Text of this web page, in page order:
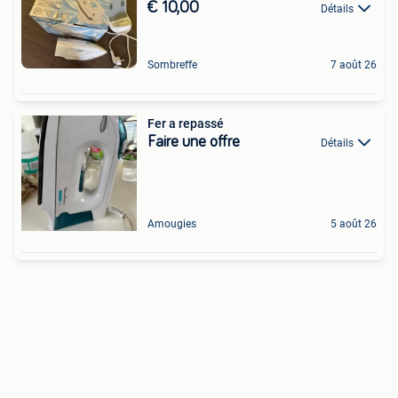
€ 10,00 Détails
Sombreffe 7 août 26
Fer a repassé
Faire une offre Détails
Amougies 5 août 26